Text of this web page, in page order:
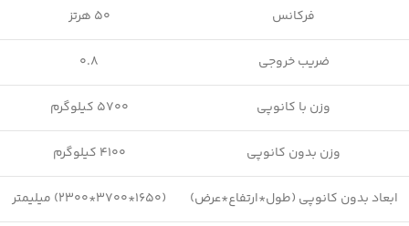
فرکانس 50 هرتز
ضریب خروجی 0.8
وزن با کانوپی 5700 کیلوگرم
وزن بدون کانوپی 4100 کیلوگرم
ابعاد بدون کانوپی (طول*ارتفاع*عرض) (1650*3700*2300) میلیمتر